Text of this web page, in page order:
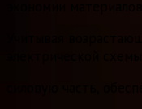
экономии
Учитывая
электрической
силовую часть,